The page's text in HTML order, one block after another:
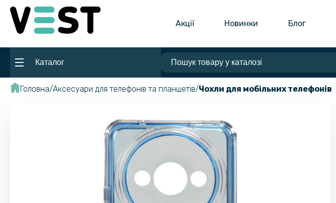
Акції Новинки Блог
Каталог
Головна Аксесуари для телефонів та планшетів Чохли для мобільних телефонів